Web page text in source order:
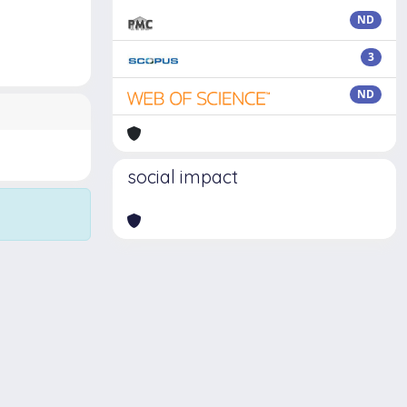
ND
3
ND
social impact